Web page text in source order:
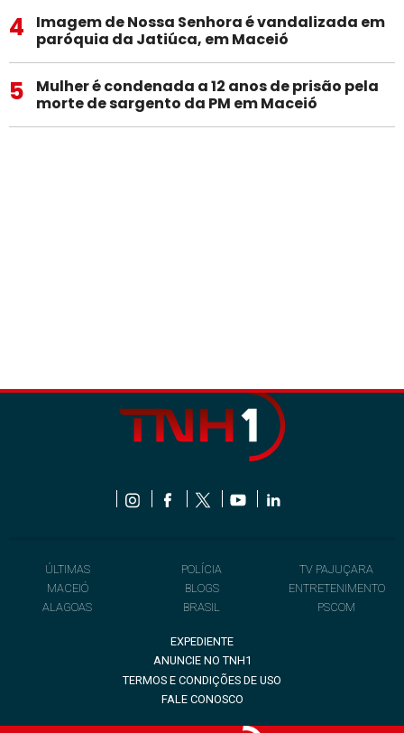
4
Imagem de Nossa Senhora é vandalizada em
paróquia da Jatiúca, em Maceió
5
Mulher é condenada a 12 anos de prisão pela
morte de sargento da PM em Maceió
ÚLTIMAS
MACEIÓ
ALAGOAS
POLÍCIA
BLOGS
BRASIL
TV PAJUÇARA
ENTRETENIMENTO
PSCOM
EXPEDIENTE
ANUNCIE NO TNH1
TERMOS E CONDIÇÕES DE USO
FALE CONOSCO